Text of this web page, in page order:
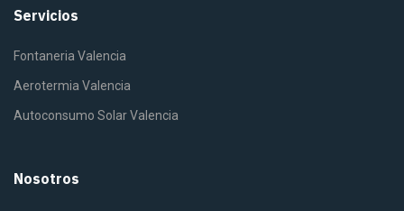
Servicios
Fontaneria Valencia
Aerotermia Valencia
Autoconsumo Solar Valencia
Nosotros